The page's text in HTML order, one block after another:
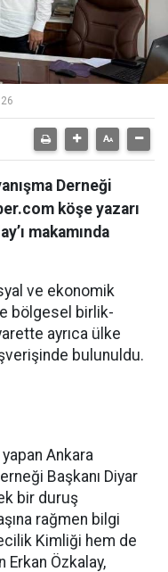
Derneği
köşe yazarı
makamında
ve ekonomik
bölgesel birlik-
ayrıca ülke
bulunuldu.
Ankara
Başkanı Diyar
bir duruş
rağmen bilgi
Kimliği hem de
Erkan Özkalay,